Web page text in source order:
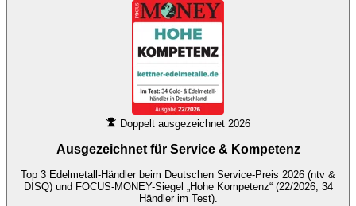
Doppelt ausgezeichnet 2026
Ausgezeichnet für Service & Kompetenz
Top 3 Edelmetall-Händler beim Deutschen Service-Preis 2026 (ntv &
DISQ) und FOCUS-MONEY-Siegel „Hohe Kompetenz“ (22/2026, 34
Händler im Test).